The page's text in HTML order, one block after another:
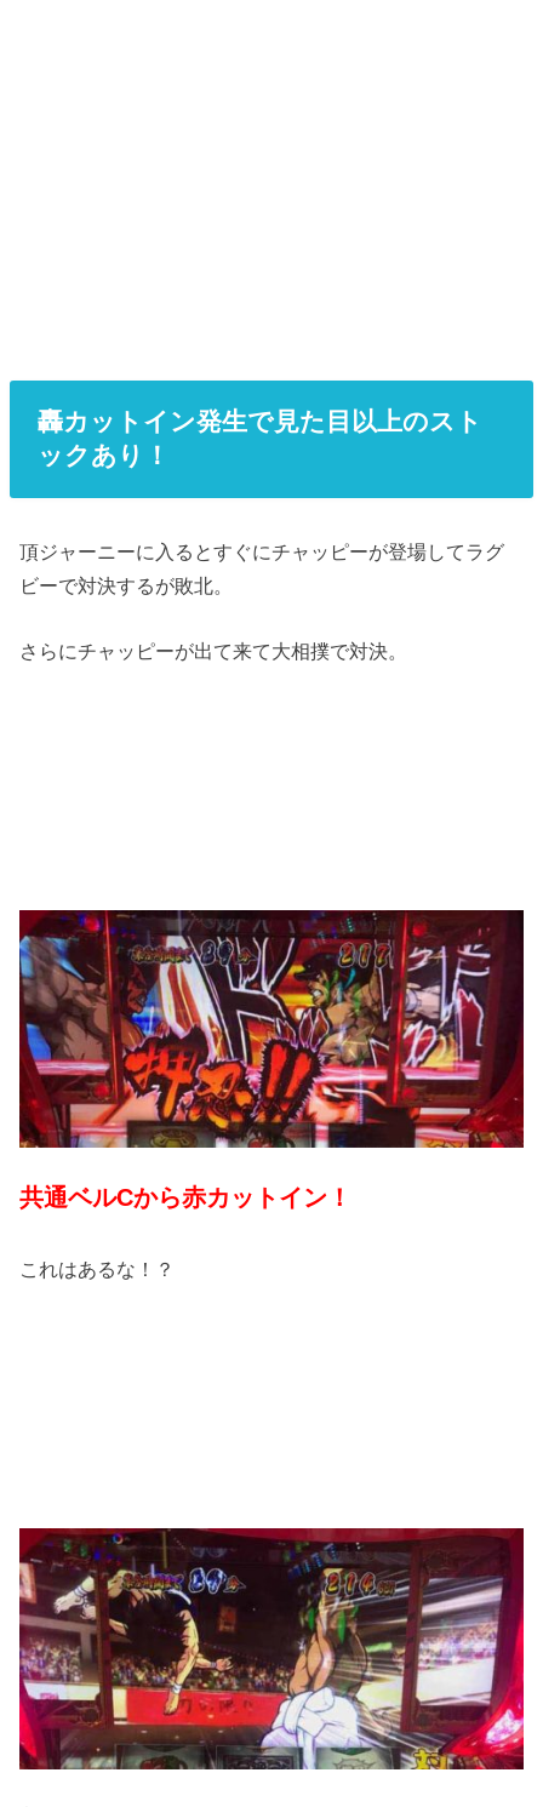
轟カットイン発生で見た目以上のスト
ックあり！
頂ジャーニーに入るとすぐにチャッピーが登場してラグ
ビーで対決するが敗北。
さらにチャッピーが出て来て大相撲で対決。
共通ベルCから赤カットイン！
これはあるな！？